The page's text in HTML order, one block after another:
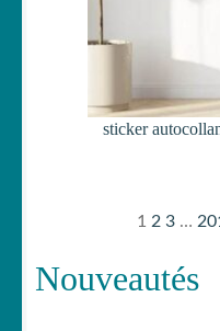
sticker
1 2 3 …
Nouveautés